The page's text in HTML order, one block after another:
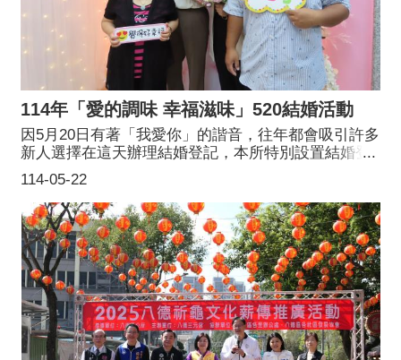
114年「愛的調味 幸福滋味」520結婚活動
114-05-22
因5月20日有著「我愛你」的諧音，往年都會吸引許多
新人選擇在這天辦理結婚登記，本所特別設置結婚登
記專櫃，並贈送結婚新人「幸福調羹組」，祝福新人
幸福甜蜜。